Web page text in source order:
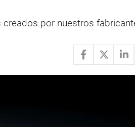
por nuestros